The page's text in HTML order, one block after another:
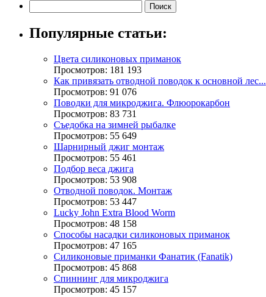
Популярные статьи:
Цвета силиконовых приманок
Просмотров: 181 193
Как привязать отводной поводок к основной лес...
Просмотров: 91 076
Поводки для микроджига. Флюорокарбон
Просмотров: 83 731
Съедобка на зимней рыбалке
Просмотров: 55 649
Шарнирный джиг монтаж
Просмотров: 55 461
Подбор веса джига
Просмотров: 53 908
Отводной поводок. Монтаж
Просмотров: 53 447
Lucky John Extra Blood Worm
Просмотров: 48 158
Способы насадки силиконовых приманок
Просмотров: 47 165
Силиконовые приманки Фанатик (Fanatik)
Просмотров: 45 868
Спиннинг для микроджига
Просмотров: 45 157